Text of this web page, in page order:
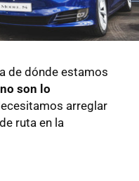
de dónde estamos
son lo
arreglar
ruta en la